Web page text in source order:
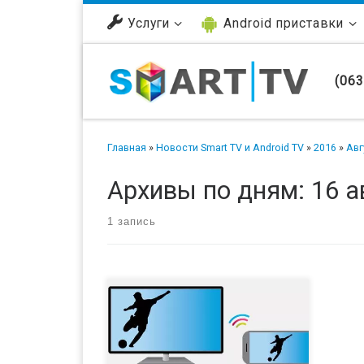
Перейти к содержимомуУслуги Android приставки
Главная » Новости Smart TV и Android TV » 2016 »
Архивы по дням: 16
1 запись
Ни для кого уже давно не секрет, что
телевизор можно использовать в
качестве монитора компьютера,
подключив его через кабель HDMI
или VGA. Но немногие знают, что